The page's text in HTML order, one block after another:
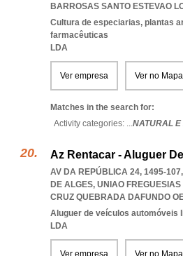
BARROSAS SANTO ESTEVAO
Cultura de especiarias, plantas
farmacêuticas
LDA
Ver empresa Ver no Mapa
Matches in the search for:
Activity categories: ...NATURAL
Az Rentacar - Aluguer
AV DA REPÚBLICA 24, 1495-
DE ALGES, UNIAO
CRUZ QUEBRADA DAFUNDO
Aluguer de veículos automóveis
LDA
Ver empresa Ver no Mapa